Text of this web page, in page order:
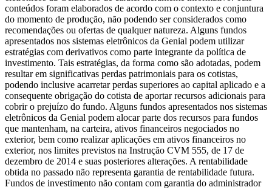
conteúdos foram elaborados de acordo com o contexto e conjuntura
do momento de produção, não podendo ser considerados como
recomendações ou ofertas de qualquer natureza. Alguns fundos
apresentados nos sistemas eletrônicos da Genial podem utilizar
estratégias com derivativos como parte integrante da política de
investimento. Tais estratégias, da forma como são adotadas, podem
resultar em significativas perdas patrimoniais para os cotistas,
podendo inclusive acarretar perdas superiores ao capital aplicado e a
consequente obrigação do cotista de aportar recursos adicionais para
cobrir o prejuízo do fundo. Alguns fundos apresentados nos sistemas
eletrônicos da Genial podem alocar parte dos recursos para fundos
que mantenham, na carteira, ativos financeiros negociados no
exterior, bem como realizar aplicações em ativos financeiros no
exterior, nos limites previstos na Instrução CVM 555, de 17 de
dezembro de 2014 e suas posteriores alterações. A rentabilidade
obtida no passado não representa garantia de rentabilidade futura.
Fundos de investimento não contam com garantia do administrador